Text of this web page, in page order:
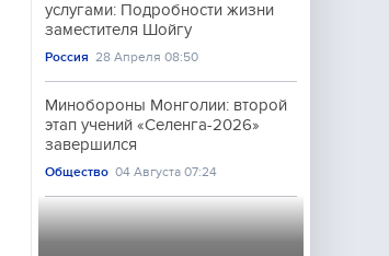
услугами: Подробности жизни
заместителя Шойгу
Россия 28 Апреля 08:50
Минобороны Монголии: второй
этап учений «Селенга-2026»
завершился
Общество 04 Августа 07:24